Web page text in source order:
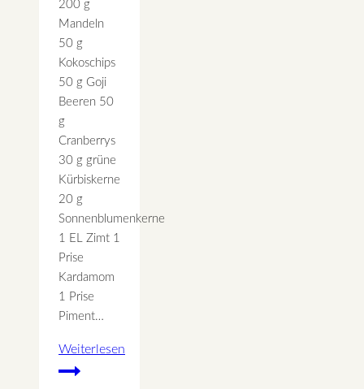
200 g
Mandeln
50 g
Kokoschips
50 g Goji
Beeren 50
g
Cranberrys
30 g grüne
Kürbiskerne
20 g
Sonnenblumenkerne
1 EL Zimt 1
Prise
Kardamom
1 Prise
Piment…
Weiterlesen
Die